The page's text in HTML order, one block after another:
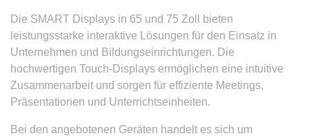
Die SMART Displays in 65 und 75 Zoll bieten
leistungsstarke interaktive Lösungen für den Einsatz in
Unternehmen und Bildungseinrichtungen. Die
hochwertigen Touch-Displays ermöglichen eine intuitive
Zusammenarbeit und sorgen für effiziente Meetings,
Präsentationen und Unterrichtseinheiten.
Bei den angebotenen Geräten handelt es sich um